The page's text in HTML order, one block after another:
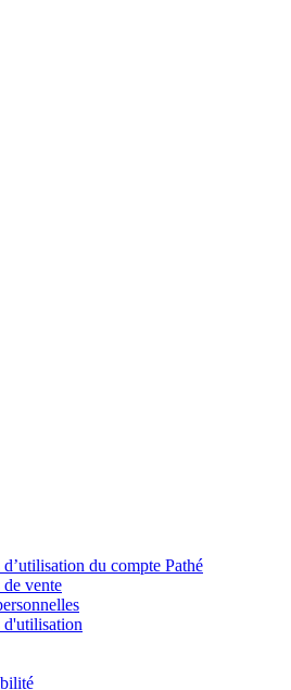
du compte Pathé
vente
d'utilisation